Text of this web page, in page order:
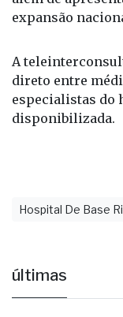
expansão
A
direto entre
especialistas do
disponibilizada.
Hospital De Base
últimas